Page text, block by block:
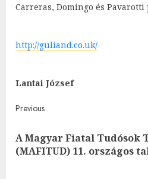
Carreras, Domingo és
http://guliand.co.uk/
Lantai József
Post
navigation
Previous
A Magyar Fiatal Tudósok
(MAFITUD) 11. országos